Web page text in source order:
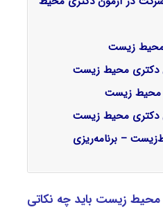
زیست
دکتری محیط زیست
محیط زیست
دکتری محیط زیست
– برنامه‌ریزی
محیط‌ زیست باید چه نکاتی